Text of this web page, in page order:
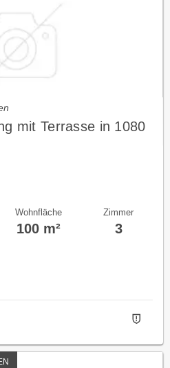
mit Terrasse in 1080
Wohnfläche
100 m²
Zimmer
3